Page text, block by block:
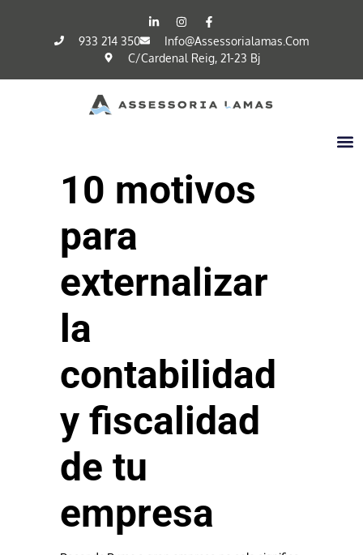
933 214 350
Info@assessorialamas.com
C/cardenal Reig, 21-23 Bj
10 motivos
para
externalizar
la
contabilidad
y fiscalidad
de tu
empresa